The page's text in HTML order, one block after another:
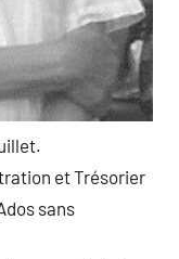
et Trésorier
sans